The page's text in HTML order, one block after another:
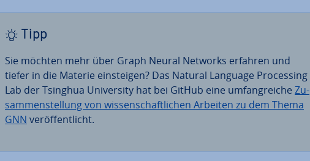
Tipp
Sie möchten mehr über Graph Neural Networks erfahren und
tiefer in die Materie ein­stei­gen? Das Natural Language Pro­ces­sing
Lab der Tsinghua Uni­ver­si­ty hat bei GitHub eine um­fang­rei­che Zu­
sam­men­stel­lung von wis­sen­schaft­li­chen Arbeiten zu dem Thema
GNN ver­öf­fent­licht.